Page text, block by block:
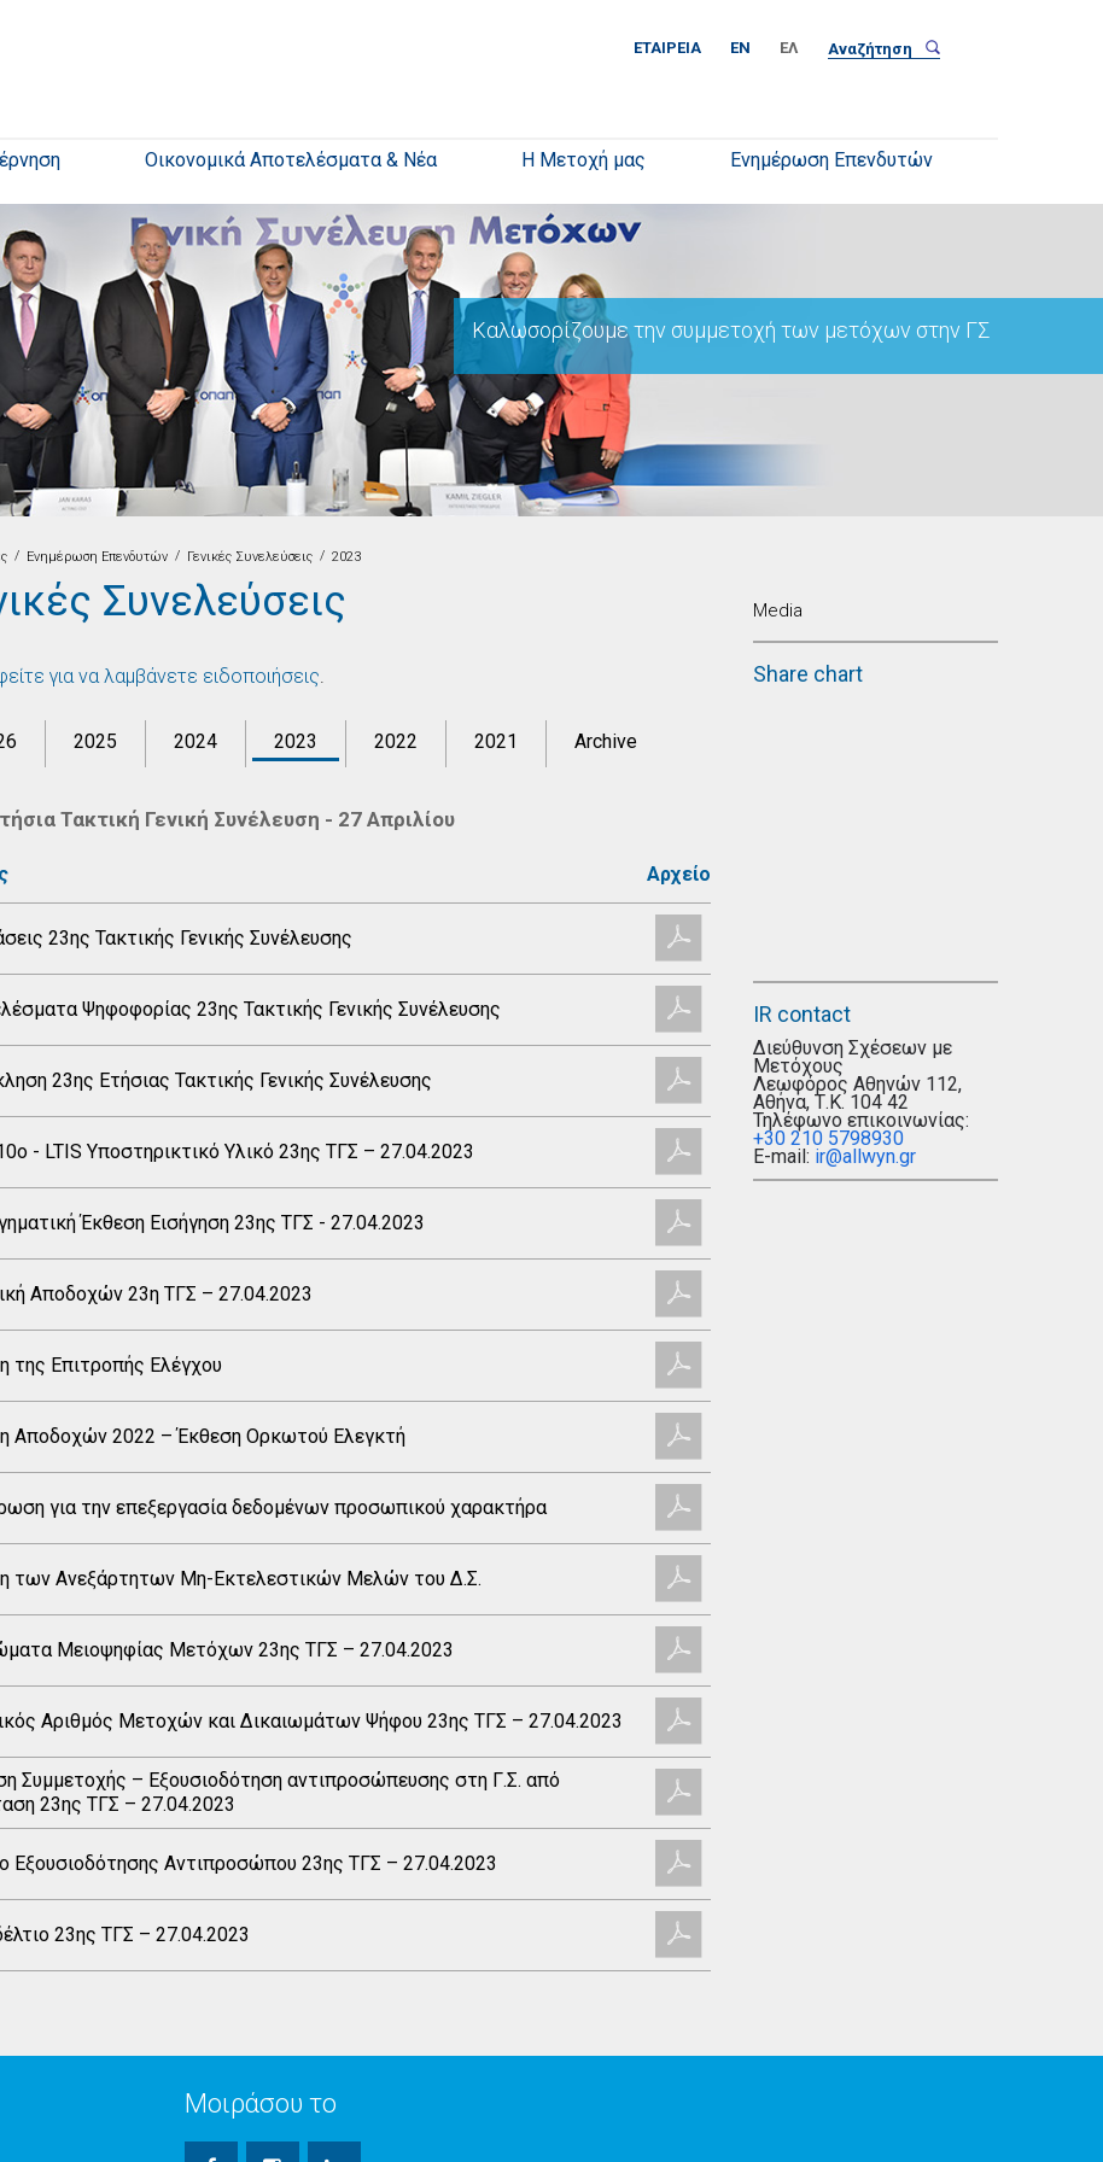
ΕΤΑΙΡΕΊΑ EN ΕΛ
Οικονομικά Αποτελέσματα & Νέα Η Μετοχή μας Ενημέρωση Επενδυτών
Καλωσορίζουμε την συμμετοχή των μετόχων στην ΓΣ
/ Ενημέρωση Επενδυτών / Γενικές Συνελεύσεις / 2023
Συνελεύσεις
για να λαμβάνετε ειδοποιήσεις.
2025 2024 2023 2022 2021 Archive
Τακτική Γενική Συνέλευση - 27 Απριλίου
Αρχείο
23ης Τακτικής Γενικής Συνέλευσης
Ψηφοφορίας 23ης Τακτικής Γενικής Συνέλευσης
23ης Ετήσιας Τακτικής Γενικής Συνέλευσης
- LTIS Υποστηρικτικό Υλικό 23ης TΓΣ – 27.04.2023
Έκθεση Εισήγηση 23ης ΤΓΣ - 27.04.2023
Αποδοχών 23η ΤΓΣ – 27.04.2023
της Επιτροπής Ελέγχου
Αποδοχών 2022 – Έκθεση Ορκωτού Ελεγκτή
για την επεξεργασία δεδομένων προσωπικού χαρακτήρα
των Ανεξάρτητων Μη-Εκτελεστικών Μελών του Δ.Σ.
Μειοψηφίας Μετόχων 23ης TΓΣ – 27.04.2023
Αριθμός Μετοχών και Δικαιωμάτων Ψήφου 23ης TΓΣ – 27.04.2023
Συμμετοχής – Εξουσιοδότηση αντιπροσώπευσης στη Γ.Σ. από
23ης TΓΣ – 27.04.2023
Εξουσιοδότησης Αντιπροσώπου 23ης TΓΣ – 27.04.2023
23ης TΓΣ – 27.04.2023
Media
Share chart
IR contact
Διεύθυνση Σχέσεων με
Μετόχους
Λεωφόρος Αθηνών 112,
Αθήνα, Τ.Κ. 104 42
Τηλέφωνο επικοινωνίας:
+30 210 5798930
E-mail: ir@allwyn.gr
Μοιράσου το